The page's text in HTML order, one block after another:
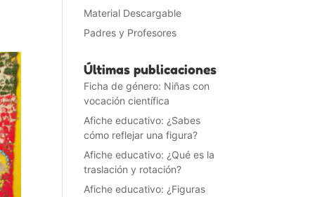
Material Descargable
Padres y Profesores
Últimas publicaciones
Ficha de género: Niñas con
vocación científica
Afiche educativo: ¿Sabes
cómo reflejar una figura?
Afiche educativo: ¿Qué es la
traslación y rotación?
Afiche educativo: ¿Figuras